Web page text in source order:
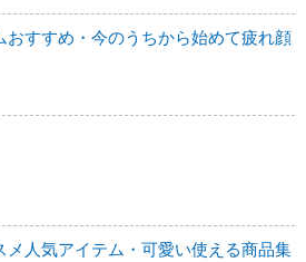
おすすめ・今のうちから始めて疲れ顔
メ人気アイテム・可愛い使える商品集